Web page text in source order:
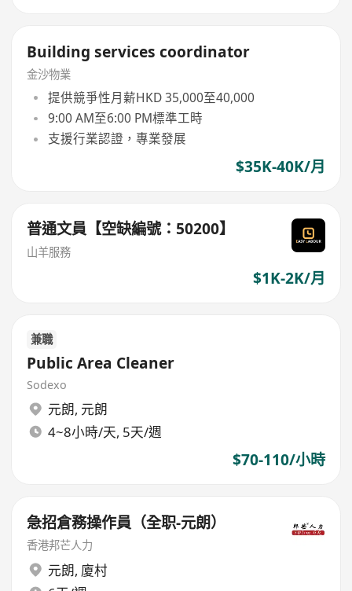
Building services coordinator
金沙物業
提供競爭性月薪HKD 35,000至40,000
9:00 AM至6:00 PM標準工時
支援行業認證，專業發展
$35K-40K/月
普通文員【空缺編號：50200】
山羊服務
$1K-2K/月
兼職
Public Area Cleaner
Sodexo
元朗, 元朗
4~8小時/天, 5天/週
$70-110/小時
急招倉務操作員（全职-元朗）
香港邦芒人力
元朗, 廈村